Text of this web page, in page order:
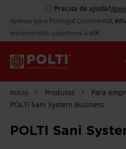
Precisa de ajuda?
Apenas para Portugal Continental,
encomendas superiores a 60€
Início Produtos Para
POLTI Sani System Business
POLTI Sani